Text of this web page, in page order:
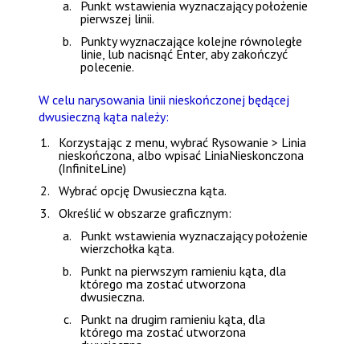
Punkt wstawienia wyznaczający położenie
pierwszej linii.
Punkty wyznaczające kolejne równoległe
linie, lub nacisnąć Enter, aby zakończyć
polecenie.
W celu narysowania linii nieskończonej będącej
dwusieczną kąta należy:
Korzystając z menu, wybrać Rysowanie > Linia
nieskończona , albo wpisać LiniaNieskonczona
(InfiniteLine)
Wybrać opcję Dwusieczna kąta.
Określić w obszarze graficznym:
Punkt wstawienia wyznaczający położenie
wierzchołka kąta.
Punkt na pierwszym ramieniu kąta, dla
którego ma zostać utworzona
dwusieczna.
Punkt na drugim ramieniu kąta, dla
którego ma zostać utworzona